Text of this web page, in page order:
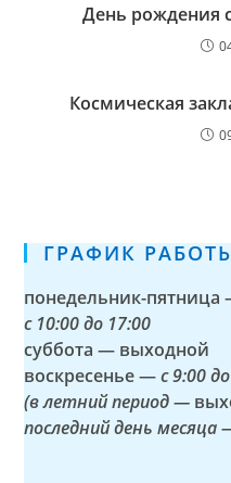
День рождения
Космическая
ГРАФИК
понедельник-пятница
с 10:00 до 17:00
суббота — выходной
воскресенье —с 9:00
(в летний период —
последний день